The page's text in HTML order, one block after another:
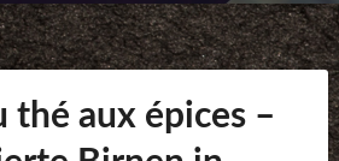
thé aux épices –